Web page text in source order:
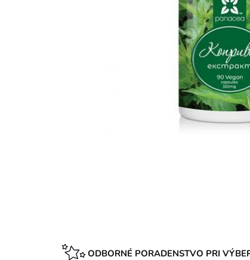
ODBORNÉ PORADENSTVO PRI